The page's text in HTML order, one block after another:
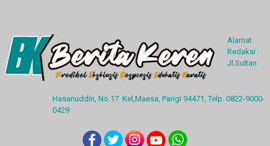
Alamat
Redaksi :
Jl.Sultan
Hasanuddin, No.17 Kel,Maesa, Parigi 94471, Telp. 0822-9000-
0429